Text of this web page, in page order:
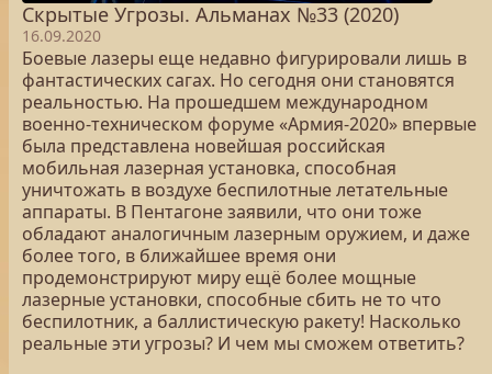
Скрытые Угрозы. Альманах №33 (2020)
16.09.2020
Боевые лазеры еще недавно фигурировали лишь в
фантастических сагах. Но сегодня они становятся
реальностью. На прошедшем международном
военно-техническом форуме «Армия-2020» впервые
была представлена новейшая российская
мобильная лазерная установка, способная
уничтожать в воздухе беспилотные летательные
аппараты. В Пентагоне заявили, что они тоже
обладают аналогичным лазерным оружием, и даже
более того, в ближайшее время они
продемонстрируют миру ещё более мощные
лазерные установки, способные сбить не то что
беспилотник, а баллистическую ракету! Насколько
реальные эти угрозы? И чем мы сможем ответить?